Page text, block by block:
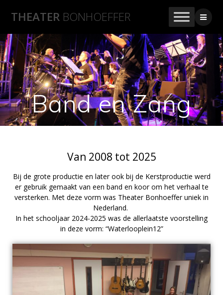
THEATER BONHOEFFER
Band en Zang
Van 2008 tot 2025
Bij de grote productie en later ook bij de Kerstproductie werd
er gebruik gemaakt van een band en koor om het verhaal te
versterken. Met deze vorm was Theater Bonhoeffer uniek in
Nederland.
In het schooljaar 2024-2025 was de allerlaatste voorstelling
in deze vorm: “Waterlooplein12”